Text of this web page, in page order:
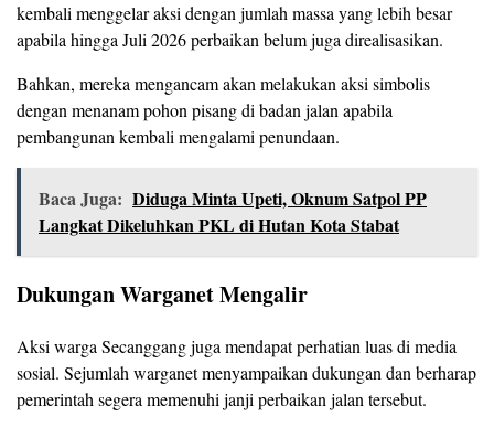
kembali menggelar aksi dengan jumlah massa yang lebih besar
apabila hingga Juli 2026 perbaikan belum juga direalisasikan.
Bahkan, mereka mengancam akan melakukan aksi simbolis
dengan menanam pohon pisang di badan jalan apabila
pembangunan kembali mengalami penundaan.
Baca Juga: Diduga Minta Upeti, Oknum Satpol PP
Langkat Dikeluhkan PKL di Hutan Kota Stabat
Dukungan Warganet Mengalir
Aksi warga Secanggang juga mendapat perhatian luas di media
sosial. Sejumlah warganet menyampaikan dukungan dan berharap
pemerintah segera memenuhi janji perbaikan jalan tersebut.